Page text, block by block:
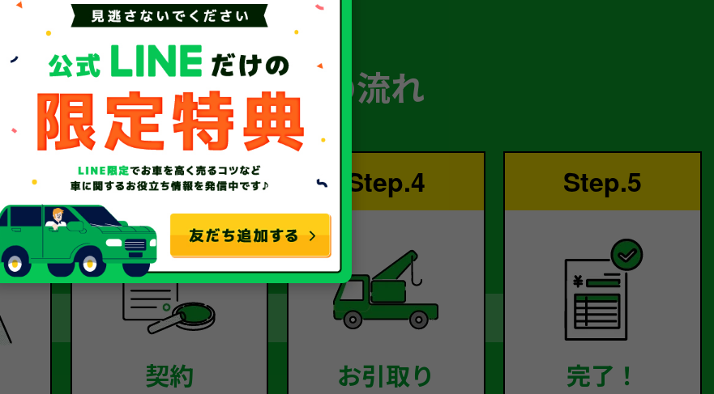
簡単 5ステップ！
・廃車・事故車買取の流れ
Step.3
契約
Step.4
お引取り
Step.5
完了！